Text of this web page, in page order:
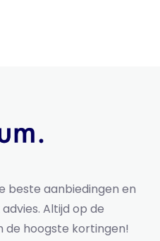
beste aanbiedingen en
Altijd op de
de hoogste kortingen!